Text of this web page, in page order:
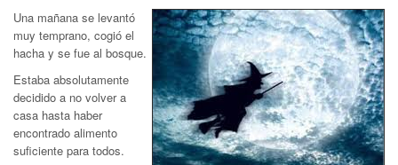
Una mañana se levantó
muy temprano, cogió el
hacha y se fue al bosque.
Estaba absolutamente
decidido a no volver a
casa hasta haber
encontrado alimento
suficiente para todos.